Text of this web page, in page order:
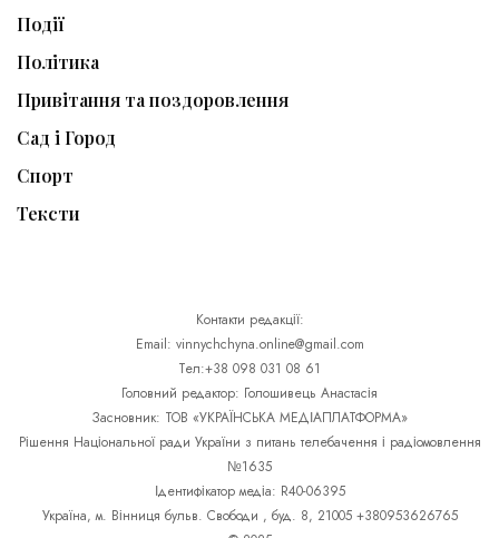
Події
Політика
Привітання та поздоровлення
Сад і Город
Спорт
Тексти
Контакти редакції:
Email: vinnychchyna.online@gmail.com
Тел:+38 098 031 08 61
Головний редактор: Голошивець Анастасія
Засновник: ТОВ «УКРАЇНСЬКА МЕДІАПЛАТФОРМА»
Рішення Національної ради України з питань телебачення і радіомовлення
№1635
Ідентифікатор медіа: R40-06395
Україна, м. Вінниця бульв. Свободи , буд. 8, 21005 +380953626765